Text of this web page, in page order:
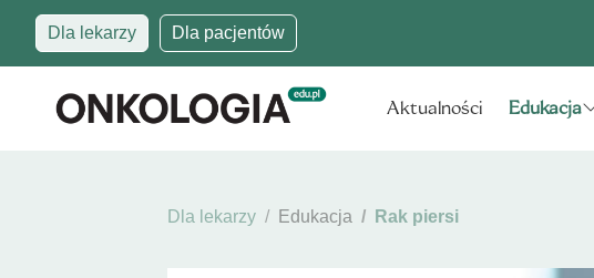
Dla lekarzy Dla pacjentów
Aktualności Edukacja
Dla lekarzy Edukacja Rak piersi